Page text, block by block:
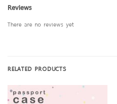
Reviews
There are no reviews yet
RELATED PRODUCTS